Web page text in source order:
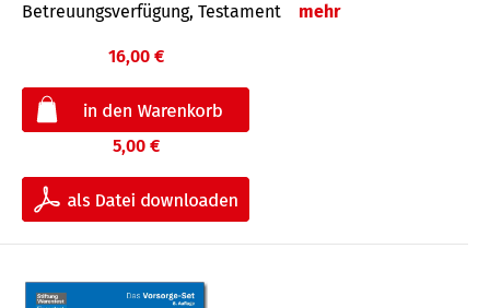
Betreuungsverfügung, Testament
mehr
16,00 €
5,00 €